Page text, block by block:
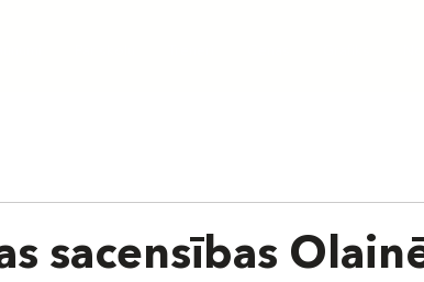
sacensības